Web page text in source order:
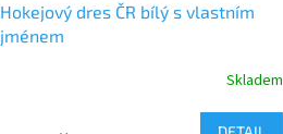
Hokejový dres ČR bílý s vlastním
jménem
Skladem